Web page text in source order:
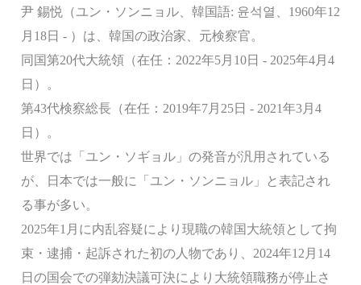
尹 錫悦（ユン・ソンニョル、韓国語: 윤석열、1960年12
月18日 - ）は、韓国の政治家、元検察官。
同国第20代大統領（在任：2022年5月10日 - 2025年4月4
日）。
第43代検察総長（在任：2019年7月25日 - 2021年3月4
日）。
世界では「ユン・ソギョル」の発音が汎用されている
が、日本では一般に「ユン・ソンニョル」と表記され
る事が多い。
2025年1月に内乱容疑により現職の韓国大統領として拘
束・逮捕・起訴された初の人物であり、2024年12月14
日の国会での弾劾決議可決により大統領職務が停止さ